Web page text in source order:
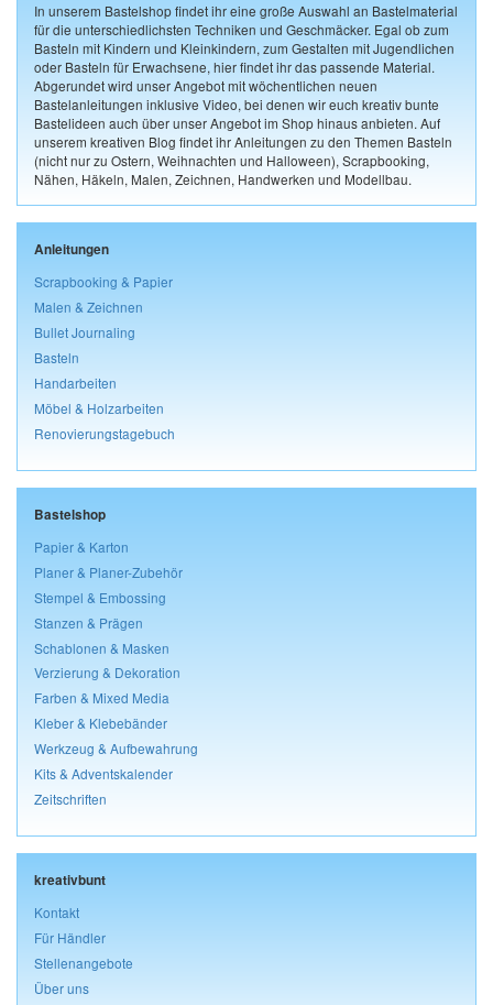
In unserem Bastelshop findet ihr eine große Auswahl an Bastelmaterial
für die unterschiedlichsten Techniken und Geschmäcker. Egal ob zum
Basteln mit Kindern und Kleinkindern, zum Gestalten mit Jugendlichen
oder Basteln für Erwachsene, hier findet ihr das passende Material.
Abgerundet wird unser Angebot mit wöchentlichen neuen
Bastelanleitungen inklusive Video, bei denen wir euch kreativ bunte
Bastelideen auch über unser Angebot im Shop hinaus anbieten. Auf
unserem kreativen Blog findet ihr Anleitungen zu den Themen Basteln
(nicht nur zu Ostern, Weihnachten und Halloween), Scrapbooking,
Nähen, Häkeln, Malen, Zeichnen, Handwerken und Modellbau.
Anleitungen
Scrapbooking & Papier
Malen & Zeichnen
Bullet Journaling
Basteln
Handarbeiten
Möbel & Holzarbeiten
Renovierungstagebuch
Bastelshop
Papier & Karton
Planer & Planer-Zubehör
Stempel & Embossing
Stanzen & Prägen
Schablonen & Masken
Verzierung & Dekoration
Farben & Mixed Media
Kleber & Klebebänder
Werkzeug & Aufbewahrung
Kits & Adventskalender
Zeitschriften
kreativbunt
Kontakt
Für Händler
Stellenangebote
Über uns